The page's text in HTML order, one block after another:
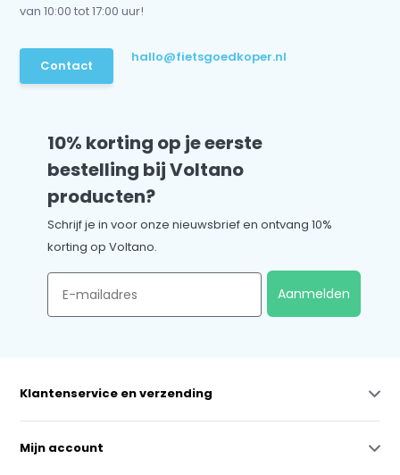
van 10:00 tot 17:00 uur!
Contact
hallo@fietsgoedkoper.nl
10% korting op je eerste
bestelling bij Voltano
producten?
Schrijf je in voor onze nieuwsbrief en ontvang 10%
korting op Voltano.
Email
Aanmelden
Klantenservice en verzending
Mijn account